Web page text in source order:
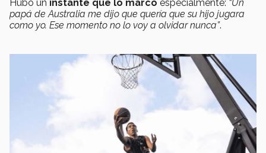
Hubo un instante que lo marcó especialmente: “Un
papá de Australia me dijo que quería que su hijo jugara
como yo. Ese momento no lo voy a olvidar nunca”.